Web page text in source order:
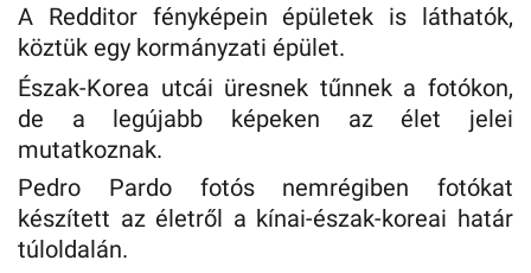
A Redditor fényképein épületek is láthatók,
köztük egy kormányzati épület.
Észak-Korea utcái üresnek tűnnek a fotókon,
de a legújabb képeken az élet jelei
mutatkoznak.
Pedro Pardo fotós nemrégiben fotókat
készített az életről a kínai-észak-koreai határ
túloldalán.